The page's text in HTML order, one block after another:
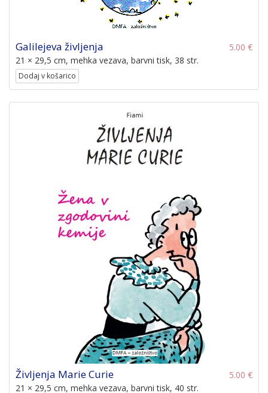
Galilejeva življenja
5.00 €
21 × 29,5 cm, mehka vezava, barvni tisk, 38 str.
Dodaj v košarico
Življenja Marie Curie
5.00 €
21 × 29,5 cm, mehka vezava, barvni tisk, 40 str.